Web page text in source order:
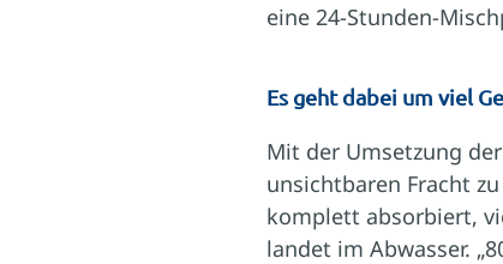
eine 24-Stunden-
Es geht dabei um viel
Mit der Umsetzung
unsichtbaren Fracht
komplett absorbiert,
landet im Abwasser.